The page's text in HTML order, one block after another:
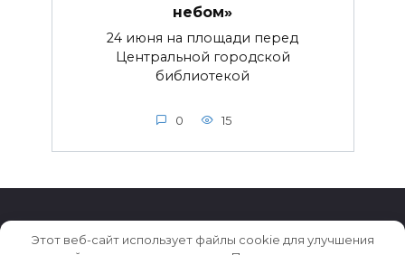
небом»
24 июня на площади перед
Центральной городской
библиотекой
0 15
Этот веб-сайт использует файлы cookie для улучшения